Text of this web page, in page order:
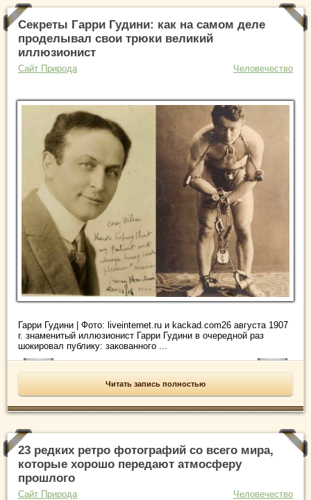
Секреты Гарри Гудини: как на самом деле
проделывал свои трюки великий
иллюзионист
Сайт Природа Человечество
Гарри Гудини | Фото: liveinternet.ru и kackad.com26 августа 1907
г. знаменитый иллюзионист Гарри Гудини в очередной раз
шокировал публику: закованного ...
Читать запись полностью
23 редких ретро фотографий со всего мира,
которые хорошо передают атмосферу
прошлого
Сайт Природа Человечество